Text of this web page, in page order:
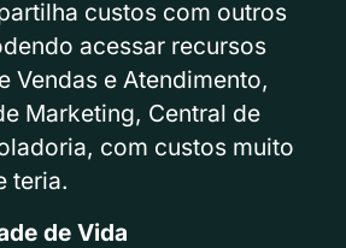
custos com outros
acessar recursos
Vendas e Atendimento,
Marketing, Central de
com custos muito
teria.
de Vida